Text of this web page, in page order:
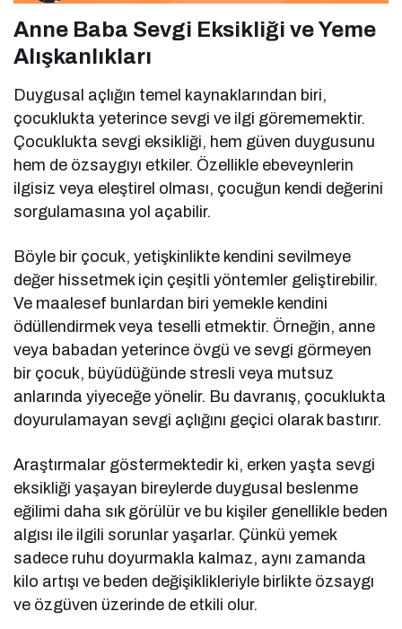
Anne Baba Sevgi Eksikliği ve Yeme
Alışkanlıkları
Duygusal açlığın temel kaynaklarından biri,
çocuklukta yeterince sevgi ve ilgi görememektir.
Çocuklukta sevgi eksikliği, hem güven duygusunu
hem de özsaygıyı etkiler. Özellikle ebeveynlerin
ilgisiz veya eleştirel olması, çocuğun kendi değerini
sorgulamasına yol açabilir.
Böyle bir çocuk, yetişkinlikte kendini sevilmeye
değer hissetmek için çeşitli yöntemler geliştirebilir.
Ve maalesef bunlardan biri yemekle kendini
ödüllendirmek veya teselli etmektir. Örneğin, anne
veya babadan yeterince övgü ve sevgi görmeyen
bir çocuk, büyüdüğünde stresli veya mutsuz
anlarında yiyeceğe yönelir. Bu davranış, çocuklukta
doyurulamayan sevgi açlığını geçici olarak bastırır.
Araştırmalar göstermektedir ki, erken yaşta sevgi
eksikliği yaşayan bireylerde duygusal beslenme
eğilimi daha sık görülür ve bu kişiler genellikle beden
algısı ile ilgili sorunlar yaşarlar. Çünkü yemek
sadece ruhu doyurmakla kalmaz, aynı zamanda
kilo artışı ve beden değişiklikleriyle birlikte özsaygı
ve özgüven üzerinde de etkili olur.